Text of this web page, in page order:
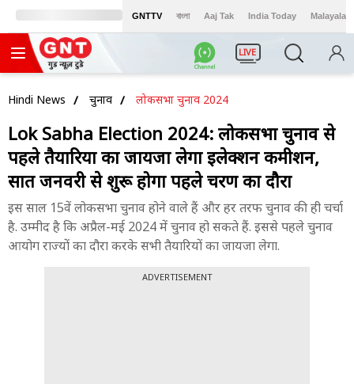
GNTTV বাংলা Aaj Tak India Today Malayalam
LIVE
Hindi News चुनाव लोकसभा चुनाव 2024
Lok Sabha Election 2024: लोकसभा चुनाव से
पहले तैयारियों का जायजा लेगा इलेक्शन कमीशन,
सात जनवरी से शुरू होगा पहले चरण का दौरा
इस साल 15वें लोकसभा चुनाव होने वाले हैं और हर तरफ चुनाव की ही चर्चा
है. उम्मीद है कि अप्रैल-मई 2024 में चुनाव हो सकते हैं. इससे पहले चुनाव
आयोग राज्यों का दौरा करके सभी तैयारियों का जायजा लेगा.
ADVERTISEMENT